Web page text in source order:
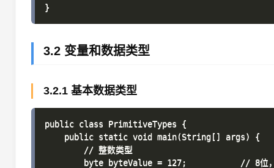
3.2 变量和数据类型
3.2.1 基本数据类型
public class PrimitiveTypes {
    public static void main(String[] args) {
        // 整数类型
byte byteValue = 127;           // 8位